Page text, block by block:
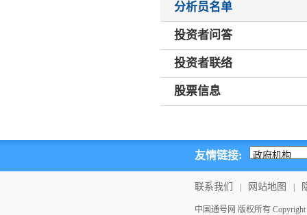
分析员名单
投资者问答
投资者联络
股票信息
友情链接:
联系我们 网站地图
中国通号网 版权所有